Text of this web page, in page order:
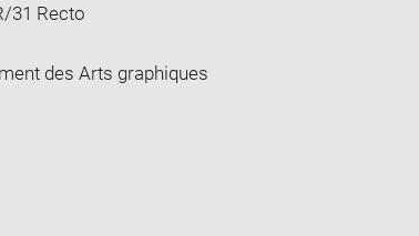
31 Recto
des Arts graphiques